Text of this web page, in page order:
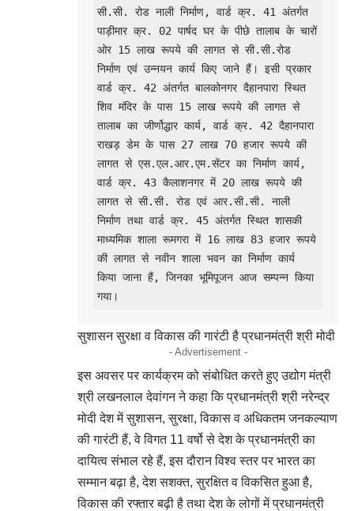
सी.सी. रोड नाली निर्माण, वार्ड क्र. 41 अंतर्गत
पाड़ीमार क्र. 02 पार्षद घर के पीछे तालाब के चारों
ओर 15 लाख रूपये की लागत से सी.सी.रोड
निर्माण एवं उन्नयन कार्य किए जाने हैं। इसी प्रकार
वार्ड क्र. 42 अंतर्गत बालकोनगर दैहानपारा स्थित
शिव मंदिर के पास 15 लाख रूपये की लागत से
तालाब का जीर्णोद्धार कार्य, वार्ड क्र. 42 दैहानपारा
राखड़ डेम के पास 27 लाख 70 हजार रूपये की
लागत से एस.एल.आर.एम.सेंटर का निर्माण कार्य,
वार्ड क्र. 43 कैलाशनगर में 20 लाख रूपये की
लागत से सी.सी. रोड एवं आर.सी.सी. नाली
निर्माण तथा वार्ड क्र. 45 अंतर्गत स्थित शासकी
माध्यमिक शाला रूमगरा में 16 लाख 83 हजार रूपये
की लागत से नवीन शाला भवन का निर्माण कार्य
किया जाना हैं, जिनका भूमिपूजन आज सम्पन्न किया
गया।
सुशासन सुरक्षा व विकास की गारंटी है प्रधानमंत्री श्री मोदी
- Advertisement -
इस अवसर पर कार्यक्रम को संबोधित करते हुए उद्योग मंत्री
श्री लखनलाल देवांगन ने कहा कि प्रधानमंत्री श्री नरेन्द्र
मोदी देश में सुशासन, सुरक्षा, विकास व अधिकतम जनकल्याण
की गारंटी हैं, वे विगत 11 वर्षो से देश के प्रधानमंत्री का
दायित्व संभाल रहे हैं, इस दौरान विश्व स्तर पर भारत का
सम्मान बढ़ा है, देश सशक्त, सुरक्षित व विकसित हुआ है,
विकास की रफ्तार बढ़ी है तथा देश के लोगों में प्रधानमंत्री